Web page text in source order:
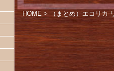
HOME > （まとめ）エコリカ